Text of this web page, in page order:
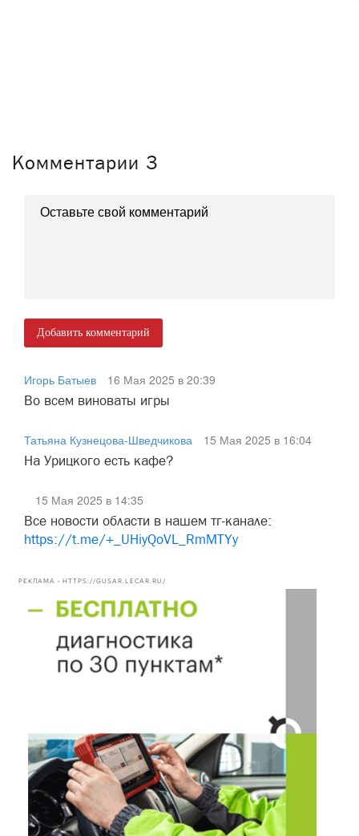
Комментарии 3
Добавить комментарий
Игорь Батыев
16 Мая 2025 в 20:39
Во всем виноваты игры
Татьяна Кузнецова-Шведчикова
15 Мая 2025 в 16:04
На Урицкого есть кафе?
15 Мая 2025 в 14:35
Все новости области в нашем тг-канале:
https://t.me/+_UHiyQoVL_RmMTYy
РЕКЛАМА • HTTPS://GUSAR.LECAR.RU/